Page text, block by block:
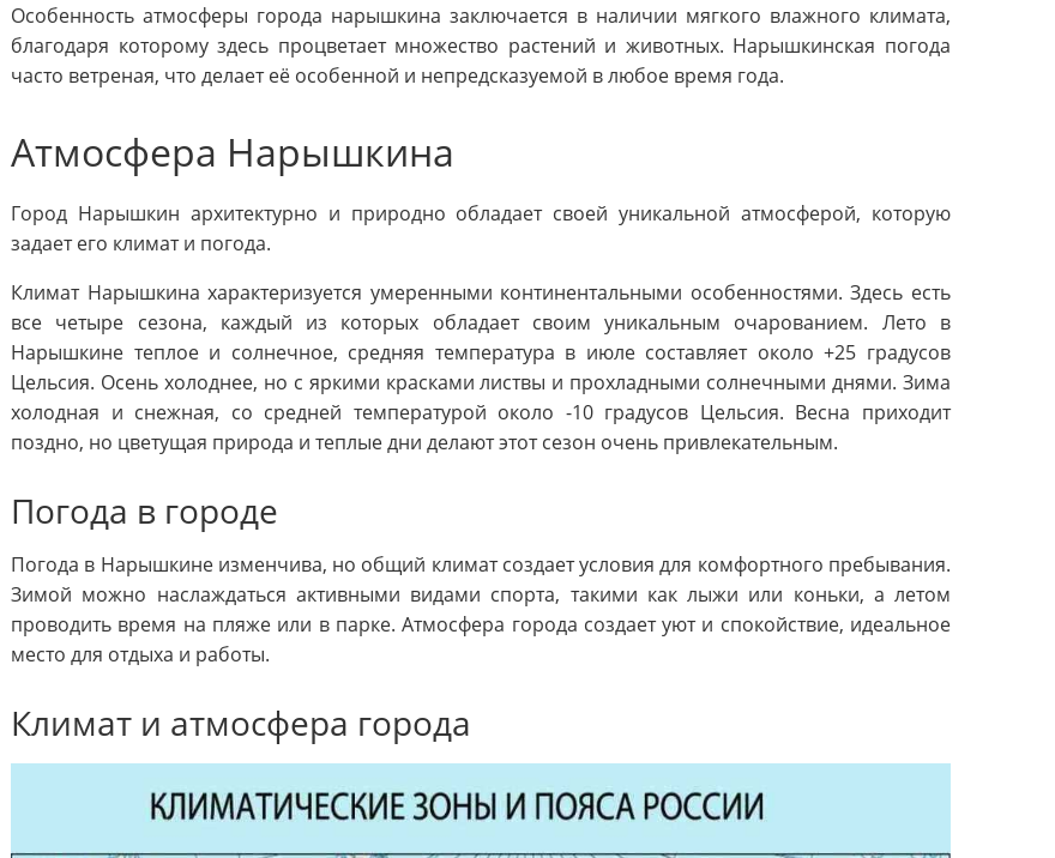
Особенность атмосферы города нарышкина заключается в наличии мягкого влажного климата,
благодаря которому здесь процветает множество растений и животных. Нарышкинская погода
часто ветреная, что делает её особенной и непредсказуемой в любое время года.
Атмосфера Нарышкина
Город Нарышкин архитектурно и природно обладает своей уникальной атмосферой, которую
задает его климат и погода.
Климат Нарышкина характеризуется умеренными континентальными особенностями. Здесь есть
все четыре сезона, каждый из которых обладает своим уникальным очарованием. Лето в
Нарышкине теплое и солнечное, средняя температура в июле составляет около +25 градусов
Цельсия. Осень холоднее, но с яркими красками листвы и прохладными солнечными днями. Зима
холодная и снежная, со средней температурой около -10 градусов Цельсия. Весна приходит
поздно, но цветущая природа и теплые дни делают этот сезон очень привлекательным.
Погода в городе
Погода в Нарышкине изменчива, но общий климат создает условия для комфортного пребывания.
Зимой можно наслаждаться активными видами спорта, такими как лыжи или коньки, а летом
проводить время на пляже или в парке. Атмосфера города создает уют и спокойствие, идеальное
место для отдыха и работы.
Климат и атмосфера города